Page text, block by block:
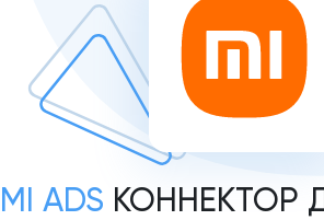
MI ADS КОННЕКТОР